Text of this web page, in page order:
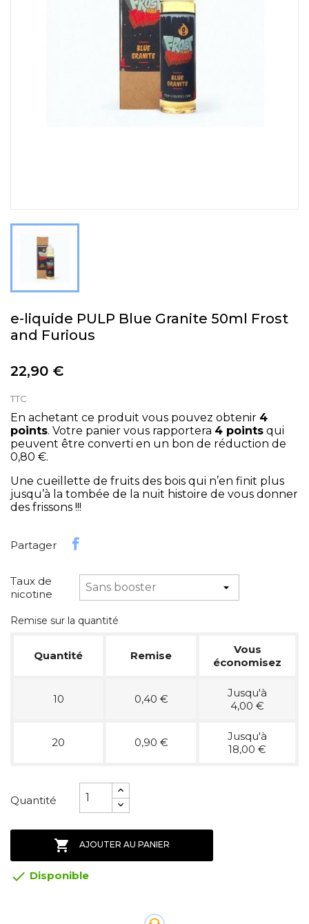
e-liquide PULP Blue Granite 50ml Frost
and Furious
22,90 €
TTC
En achetant ce produit vous pouvez obtenir 4
points. Votre panier vous rapportera 4 points qui
peuvent être converti en un bon de réduction de
0,80 €.
Une cueillette de fruits des bois qui n’en finit plus
jusqu’à la tombée de la nuit histoire de vous donner
des frissons !!!
Partager
Taux de
nicotine
Remise sur la quantité
Quantité Remise
Vous
économisez
10 0,40 €
Jusqu'à
4,00 €
20 0,90 €
Jusqu'à
18,00 €
Quantité
 AJOUTER AU PANIER
 Disponible